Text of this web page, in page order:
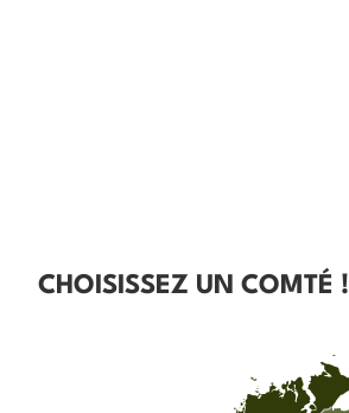
CHOISISSEZ UN COMTÉ !